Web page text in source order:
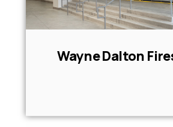
Wayne Dalton